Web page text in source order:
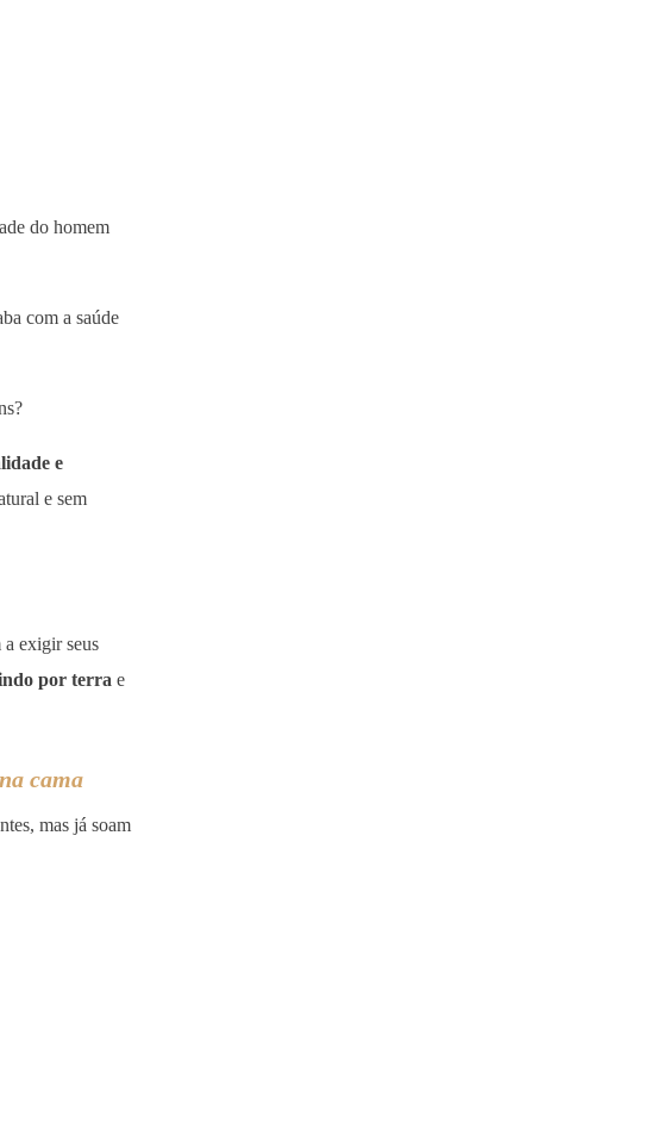
do homem
com a saúde
e
e sem
a exigir seus
por terra e
cama
mas já soam